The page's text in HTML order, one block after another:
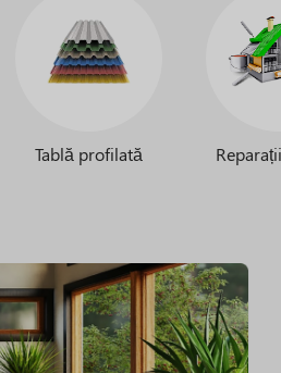
Tablă profilată